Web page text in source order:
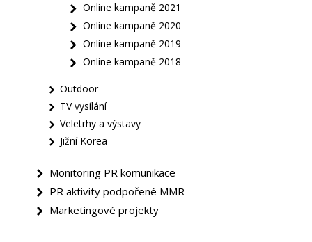
Online kampaně 2021
Online kampaně 2020
Online kampaně 2019
Online kampaně 2018
Outdoor
TV vysílání
Veletrhy a výstavy
Jižní Korea
Monitoring PR komunikace
PR aktivity podpořené MMR
Marketingové projekty